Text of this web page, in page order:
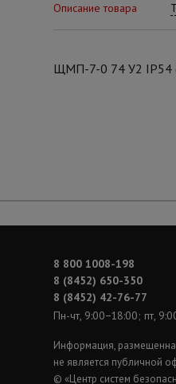
Описание товара
ЩМП-7-0 74 У2 IP54
8 800 1008-198
8 (8452) 650-350
8 (8452) 42-76-77
Пн-чт, 9:00−18:00; пт,
Информация,
не является публичной
© «Центр систем